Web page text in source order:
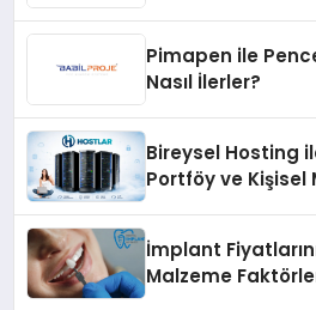
Pimapen ile
Nasıl İlerler?
Bireysel Hosting
Portföy ve Kişisel
İmplant
Malzeme